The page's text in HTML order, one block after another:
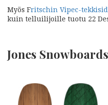
Myös Fritschin Vipec-
kuin telluilijoille tuotu 22
Jones Snowboards